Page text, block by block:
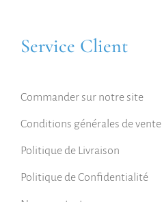
Service Client
Commander sur notre site
Conditions générales de vente
Politique de Livraison
Politique de Confidentialité